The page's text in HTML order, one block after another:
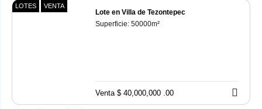
LOTES VENTA
Lote en Villa de Tezontepec
Superficie: 50000m²
Venta $ 40,000,000 .00